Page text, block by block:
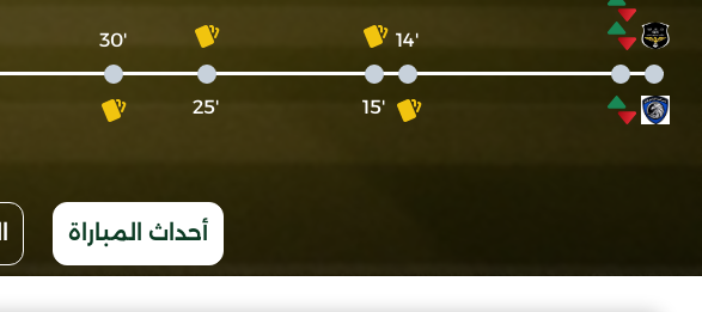
'14
'15
'25
'30
أحداث المباراة